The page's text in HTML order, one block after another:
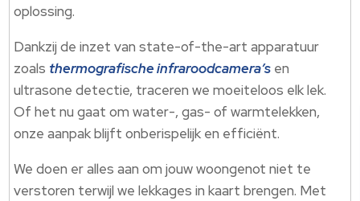
oplossing.​
Dankzij de inzet van state-of-the-art apparatuur
zoals thermografische infraroodcamera’s en
ultrasone detectie, traceren we moeiteloos elk lek.​
Of het nu gaat om water-, gas- of warmtelekken,
onze aanpak blijft onberispelijk en efficiënt.​
We doen er alles aan om jouw woongenot niet te
verstoren terwijl we lekkages in kaart brengen.​ Met